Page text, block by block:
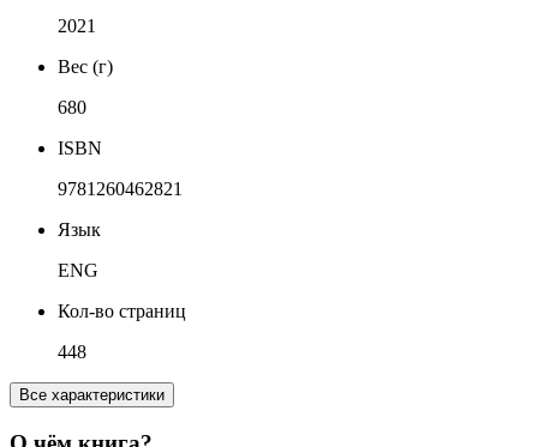
2021
Вес (г)
680
ISBN
9781260462821
Язык
ENG
Кол-во страниц
448
Все характеристики